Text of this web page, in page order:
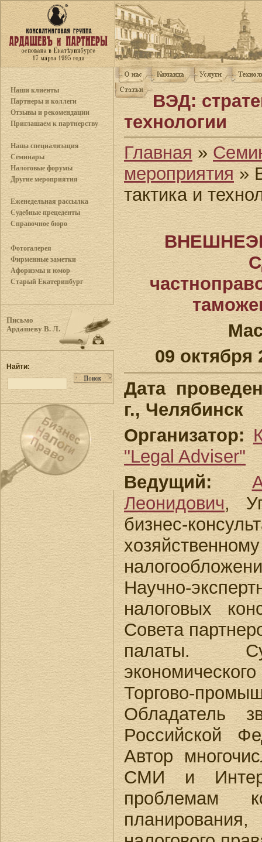
Наши клиенты
Партнеры и коллеги
Отзывы и рекомендации
Приглашаем к партнерству
Наша специализация
Семинары
Налоговые форумы
Другие мероприятия
Еженедельная рассылка
Судебные прецеденты
Справочное бюро
Фотогалерея
Фирменные заметки
Афоризмы и юмор
Старый Екатеринбург
Письмо
Ардашеву В. Л.
Найти:
ВЭД:
технологии
Главная »
мероприятия»
тактика и
09 октября
Дата
г., Челябинск
Организатор:
"Legal Adviser"
Ведущий:
Леонидович,
бизнес-
Научно-
налоговых
Совета
палаты.
Торгово-
Обладатель
Российской
Автор
СМИ и
проблемам